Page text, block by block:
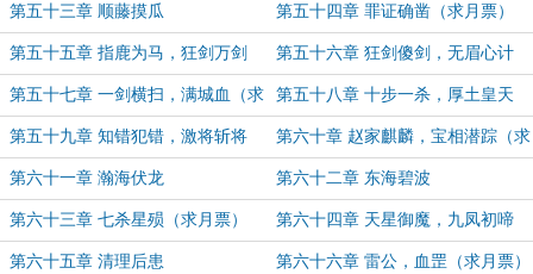
（求月票）
第五十三章 顺藤摸瓜 第五十四章 罪证确凿（求月票）
第五十五章 指鹿为马，狂剑万剑 第五十六章 狂剑傻剑，无眉心计
第五十七章 一剑横扫，满城血（求
月票）
第五十八章 十步一杀，厚土皇天
第五十九章 知错犯错，激将斩将 第六十章 赵家麒麟，宝相潜踪（求
月票）
第六十一章 瀚海伏龙 第六十二章 东海碧波
第六十三章 七杀星殒（求月票） 第六十四章 天星御魔，九凤初啼
第六十五章 清理后患 第六十六章 雷公，血罡（求月票）